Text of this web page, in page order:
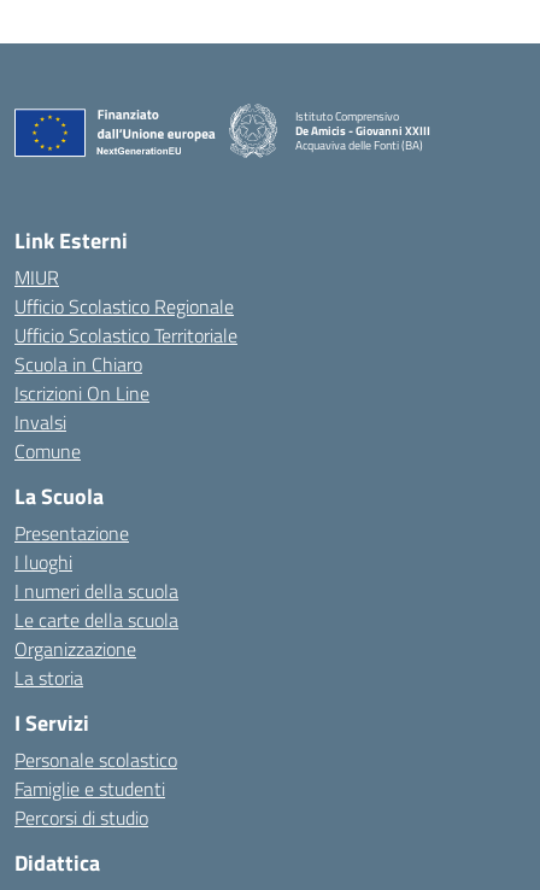
Istituto Comprensivo
De Amicis - Giovanni XXIII
Acquaviva delle Fonti (BA)
— Visita la pagina iniziale della scuola
Link Esterni
MIUR
Ufficio Scolastico Regionale
Ufficio Scolastico Territoriale
Scuola in Chiaro
Iscrizioni On Line
Invalsi
Comune
La Scuola
Presentazione
I luoghi
I numeri della scuola
Le carte della scuola
Organizzazione
La storia
I Servizi
Personale scolastico
Famiglie e studenti
Percorsi di studio
Didattica